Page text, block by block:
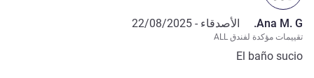
Ana M. G. الأصدقاء - 22/08/2025
تقييمات مؤكدة لفندق ALL
El baño sucio